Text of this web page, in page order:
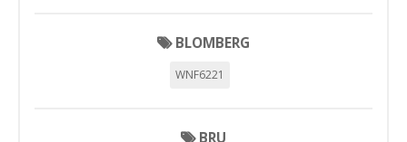
BLOMBERG
WNF6221
BRU